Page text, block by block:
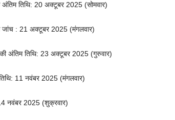
अंतिम तिथि: 20 अक्टूबर 2025 (सोमवार)
जांच : 21 अक्टूबर 2025 (मंगलवार)
की अंतिम तिथि: 23 अक्टूबर 2025 (गुरुवार)
11 नवंबर 2025 (मंगलवार)
नवंबर 2025 (शुक्रवार)